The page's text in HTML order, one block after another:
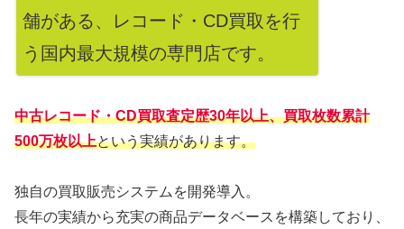
舗がある、レコード・CD買取を行
う国内最大規模の専門店です。
中古レコード・CD買取査定歴30年以上、買取枚数累計
500万枚以上という実績があります。
独自の買取販売システムを開発導入。
長年の実績から充実の商品データベースを構築しており、